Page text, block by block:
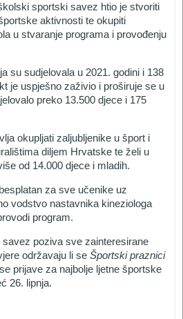
sportski savez htio je stvoriti
aktivnosti te okupiti
u stvaranje programa i provođenju
su sudjelovala u 2021. godini i 138
je uspješno zaživio i proširuje se u
preko 13.500 djece i 175
okupljati zaljubljenike u šport i
diljem Hrvatske te želi u
od 14.000 djece i mladih.
za sve učenike uz
vodstvo nastavnika kineziologa
program.
poziva sve zainteresirane
održavaju li se Športski praznici
prijave za najbolje ljetne športske
26. lipnja.